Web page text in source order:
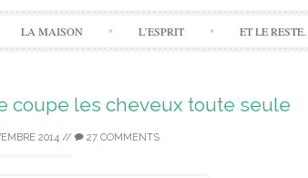
LA MAISON L’ESPRIT ET LE RESTE…
coupe les cheveux toute seule
2014 // 27 COMMENTS